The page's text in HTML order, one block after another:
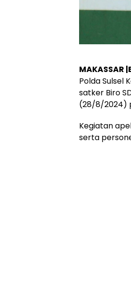
MAKASSAR
Polda Sulsel
satker Biro
(28/8/2024)
Kegiatan
serta